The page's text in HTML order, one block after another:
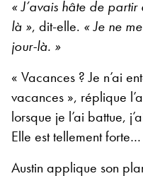
« J’avais hâte de
là », dit-elle. « Je ne
jour-là. »
« Vacances ? Je n’ai
vacances », réplique
lorsque je l’ai battue,
Elle est tellement
Austin applique son